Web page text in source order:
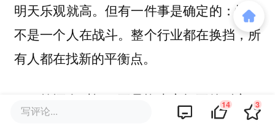
明天乐观就高。但有一件事是确定的：快手
不是一个人在战斗。整个行业都在换挡，所
有人都在找新的平衡点。
程一笑还有时间，不是资本市场不给耐心，
是用户不会等你。今天能用可灵做视频，明
写评论... 14 3